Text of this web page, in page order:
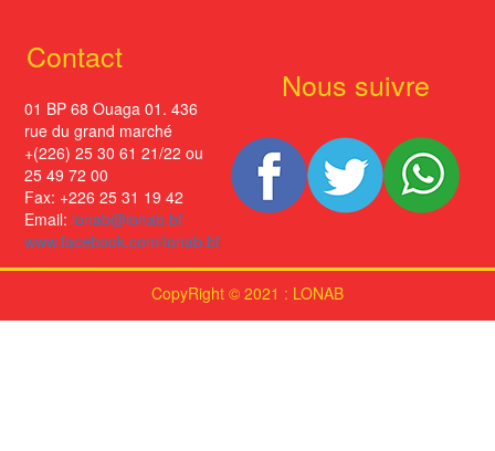
Contact
01 BP 68 Ouaga 01. 436
rue du grand marché
+(226) 25 30 61 21/22 ou
25 49 72 00
Fax: +226 25 31 19 42
Email: lonab@lonab.bf
www.facebook.com/lonab.bf
Nous suivre
CopyRight © 2021 : LONAB